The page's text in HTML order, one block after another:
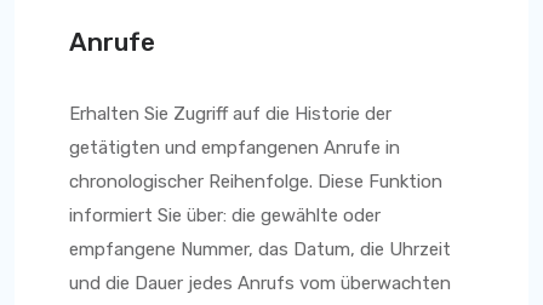
Anrufe
Erhalten Sie Zugriff auf die Historie der
getätigten und empfangenen Anrufe in
chronologischer Reihenfolge. Diese Funktion
informiert Sie über: die gewählte oder
empfangene Nummer, das Datum, die Uhrzeit
und die Dauer jedes Anrufs vom überwachten